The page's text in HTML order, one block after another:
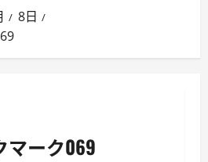
8日
マーク069